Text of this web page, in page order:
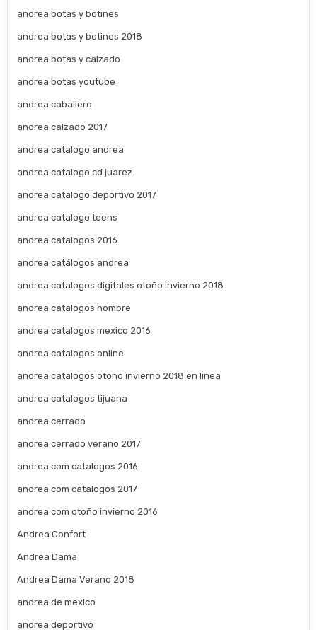
andrea botas y botines
andrea botas y botines 2018
andrea botas y calzado
andrea botas youtube
andrea caballero
andrea calzado 2017
andrea catalogo andrea
andrea catalogo cd juarez
andrea catalogo deportivo 2017
andrea catalogo teens
andrea catalogos 2016
andrea catálogos andrea
andrea catalogos digitales otoño invierno 2018
andrea catalogos hombre
andrea catalogos mexico 2016
andrea catalogos online
andrea catalogos otoño invierno 2018 en linea
andrea catalogos tijuana
andrea cerrado
andrea cerrado verano 2017
andrea com catalogos 2016
andrea com catalogos 2017
andrea com otoño invierno 2016
Andrea Confort
Andrea Dama
Andrea Dama Verano 2018
andrea de mexico
andrea deportivo